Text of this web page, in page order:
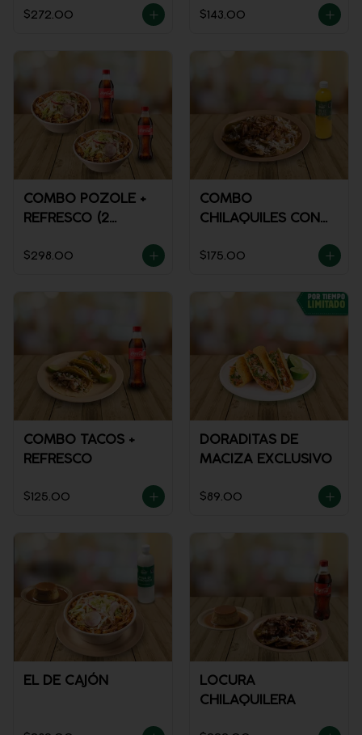
$272.00 $143.00
COMBO POZOLE +
REFRESCO (2
$298.00
COMBO
CHILAQUILES CON
NARANJA
$175.00
COMBO TACOS +
REFRESCO
$125.00
DORADITAS DE
MACIZA EXCLUSIVO
$89.00
EL DE CAJÓN
LOCURA
CHILAQUILERA